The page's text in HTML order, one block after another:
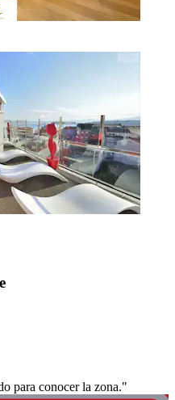
para conocer la zona."